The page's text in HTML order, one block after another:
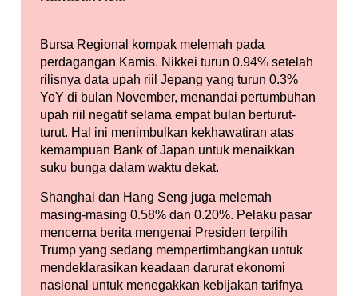
Bursa Regional kompak melemah pada
perdagangan Kamis. Nikkei turun 0.94% setelah
rilisnya data upah riil Jepang yang turun 0.3%
YoY di bulan November, menandai pertumbuhan
upah riil negatif selama empat bulan berturut-
turut. Hal ini menimbulkan kekhawatiran atas
kemampuan Bank of Japan untuk menaikkan
suku bunga dalam waktu dekat.
Shanghai dan Hang Seng juga melemah
masing-masing 0.58% dan 0.20%. Pelaku pasar
mencerna berita mengenai Presiden terpilih
Trump yang sedang mempertimbangkan untuk
mendeklarasikan keadaan darurat ekonomi
nasional untuk menegakkan kebijakan tarifnya